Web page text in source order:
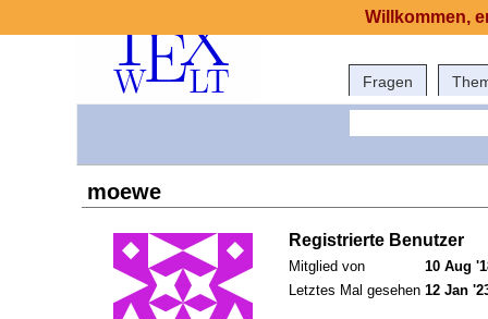
Fragen
moewe
Registrierte Benutzer
Mitglied von
10 Aug
Letztes Mal gesehen 12 Jan
Willkommen,